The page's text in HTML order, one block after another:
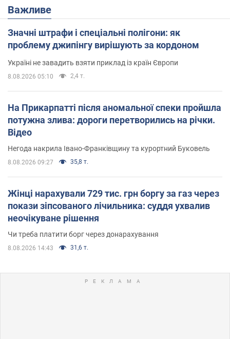
Важливе
Значні штрафи і спеціальні полігони: як
проблему джипінгу вирішують за кордоном
Україні не завадить взяти приклад із країн Європи
8.08.2026 05:10 2,4 т.
На Прикарпатті після аномальної спеки пройшла
потужна злива: дороги перетворились на річки.
Відео
Негода накрила Івано-Франківщину та курортний Буковель
8.08.2026 09:27 35,8 т.
Жінці нарахували 729 тис. грн боргу за газ через
покази зіпсованого лічильника: суддя ухвалив
неочікуване рішення
Чи треба платити борг через донарахування
8.08.2026 14:43 31,6 т.